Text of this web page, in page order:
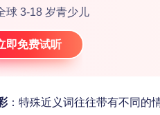
球 3-18 岁青少儿
即免费试听
：特殊近义词往往带有不同的